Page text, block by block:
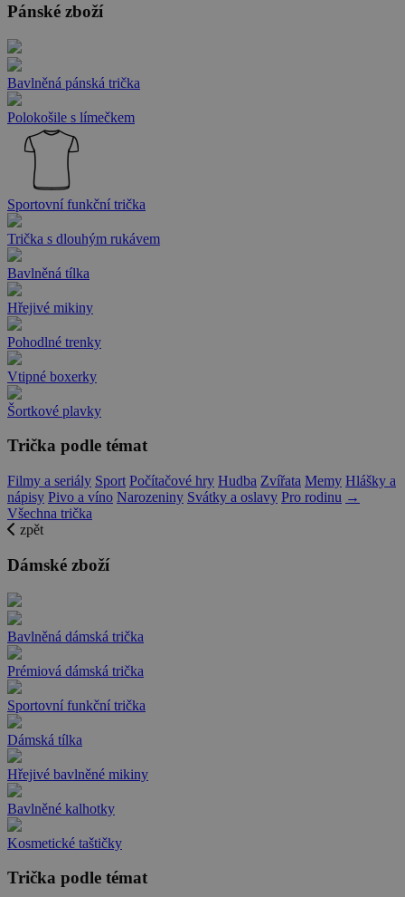
Pánské zboží
Bavlněná pánská trička
Polokošile s límečkem
Sportovní funkční trička
Trička s dlouhým rukávem
Bavlněná tílka
Hřejivé mikiny
Pohodlné trenky
Vtipné boxerky
Šortkové plavky
Trička podle témat
Filmy a seriály Sport Počítačové hry Hudba Zvířata Memy Hlášky a
nápisy Pivo a víno Narozeniny Svátky a oslavy Pro rodinu →
Všechna trička
zpět
Dámské zboží
Bavlněná dámská trička
Prémiová dámská trička
Sportovní funkční trička
Dámská tílka
Hřejivé bavlněné mikiny
Bavlněné kalhotky
Kosmetické taštičky
Trička podle témat